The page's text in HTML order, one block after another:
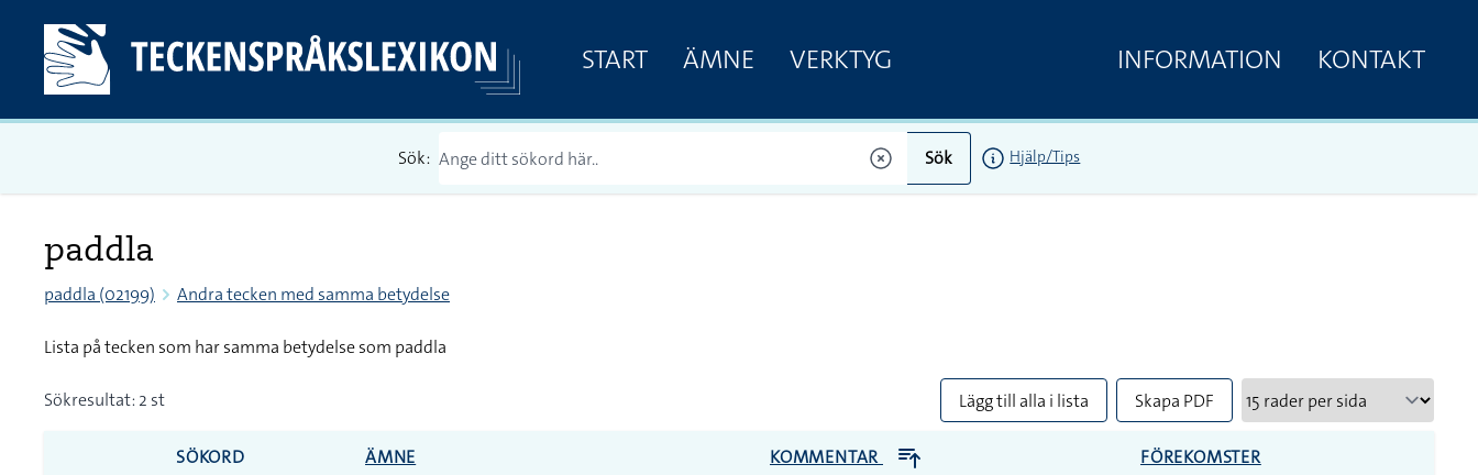
START ÄMNE VERKTYG INFORMATION KONTAKT
Sök: Sök Hjälp/Tips
paddla
paddla (02199) Andra tecken med samma betydelse
Lista på tecken som har samma betydelse som paddla
Sökresultat: 2 st Lägg till alla i lista Skapa PDF
SÖKORD ÄMNE KOMMENTAR FÖREKOMSTER